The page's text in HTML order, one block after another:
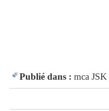
Publié dans : mca JSK